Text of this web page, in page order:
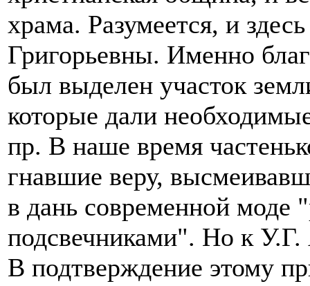
храма. Разумеется, и
Григорьевны. Именно
был выделен участок
которые дали
пр. В наше время
гнавшие веру,
в дань современной моде
подсвечниками". Но к У.Г.
В подтверждение этому